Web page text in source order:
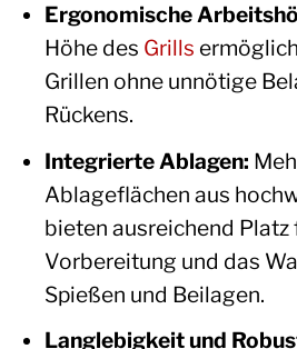
Ergonomische
Höhe des Grills
Grillen ohne unnötige
Rückens.
Integrierte Ablagen:
Ablageflächen aus
bieten ausreichend Platz
Vorbereitung und das
Spießen und Beilagen.
Langlebigkeit und